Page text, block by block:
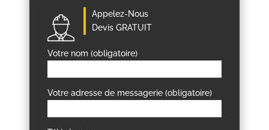
Appelez-Nous
Devis GRATUIT
Votre nom (obligatoire)
Votre adresse de messagerie (obligatoire)